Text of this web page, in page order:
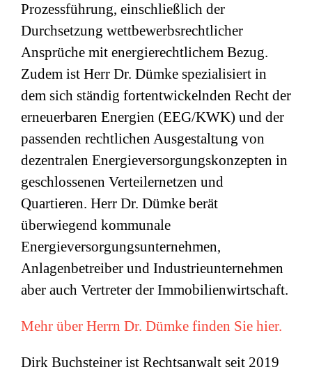
Prozessführung, einschließlich der
Durchsetzung wettbewerbsrechtlicher
Ansprüche mit energierechtlichem Bezug.
Zudem ist Herr Dr. Dümke spezialisiert in
dem sich ständig fortentwickelnden Recht der
erneuerbaren Energien (EEG/KWK) und der
passenden rechtlichen Ausgestaltung von
dezentralen Energieversorgungskonzepten in
geschlossenen Verteilernetzen und
Quartieren. Herr Dr. Dümke berät
überwiegend kommunale
Energieversorgungsunternehmen,
Anlagenbetreiber und Industrieunternehmen
aber auch Vertreter der Immobilienwirtschaft.
Mehr über Herrn Dr. Dümke finden Sie hier.
Dirk Buchsteiner ist Rechtsanwalt seit 2019